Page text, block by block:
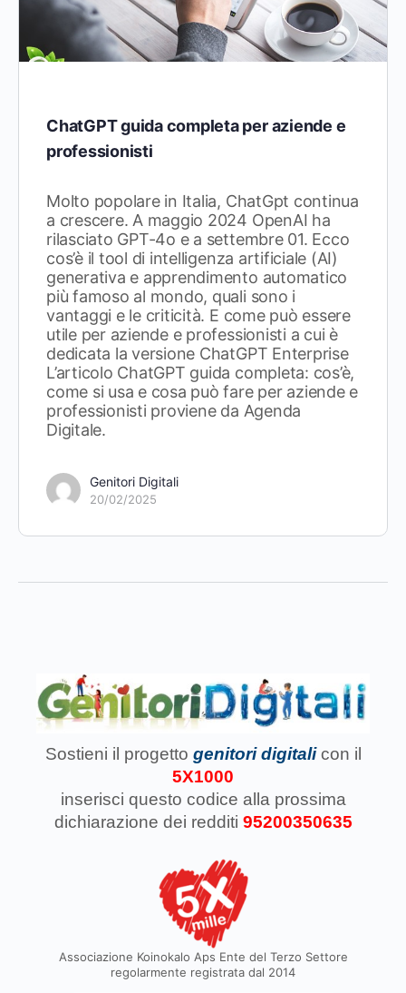
ChatGPT guida completa per aziende e
professionisti
Molto popolare in Italia, ChatGpt continua
a crescere. A maggio 2024 OpenAI ha
rilasciato GPT-4o e a settembre 01. Ecco
cos’è il tool di intelligenza artificiale (AI)
generativa e apprendimento automatico
più famoso al mondo, quali sono i
vantaggi e le criticità. E come può essere
utile per aziende e professionisti a cui è
dedicata la versione ChatGPT Enterprise
L’articolo ChatGPT guida completa: cos’è,
come si usa e cosa può fare per aziende e
professionisti proviene da Agenda
Digitale.
Genitori Digitali
20/02/2025
Sostieni il progetto genitori digitali con il
5X1000
inserisci questo codice alla prossima
dichiarazione dei redditi 95200350635
Associazione Koinokalo Aps Ente del Terzo Settore
regolarmente registrata dal 2014